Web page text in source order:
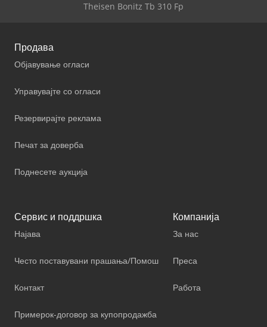
Theisen Bonitz Tb 310 Fp
Продава
Објавување огласи
Управувајте со огласи
Резервирајте реклама
Печат за доверба
Поднесете аукција
Сервис и поддршка
Најава
Често поставувани прашања/Помош
Контакт
Примерок-договор за купопродажба
Компанија
За нас
Преса
Работа